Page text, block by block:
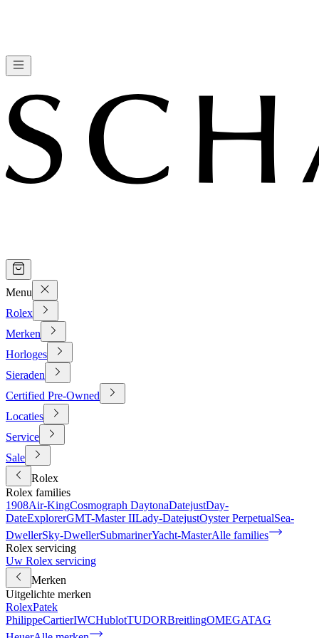
Menu
Rolex
Merken
Horloges
Sieraden
Certified Pre-Owned
Locaties
Service
Sale
Rolex
Rolex families
1908Air-KingCosmograph DaytonaDatejustDay-
DateExplorerGMT-Master IILady-DatejustOyster PerpetualSea-
DwellerSky-DwellerSubmarinerYacht-MasterAlle families
Rolex servicing
Uw Rolex servicing
Merken
Uitgelichte merken
RolexPatek
PhilippeCartierIWCHublotTUDORBreitlingOMEGATAG